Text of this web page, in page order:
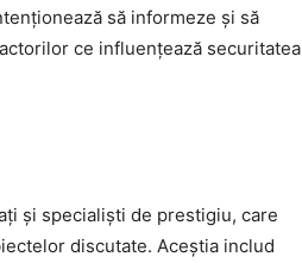
să informeze și să
ce influențează securitatea
și specialiști de prestigiu, care
discutate. Aceștia includ